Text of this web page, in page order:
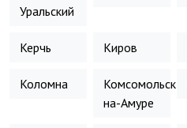
Уральский
Керчь Киров
Коломна
Комсомольск-
на-Амуре